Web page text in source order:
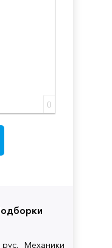
Механики
0